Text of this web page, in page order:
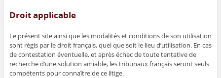
Droit applicable
Le présent site ainsi que les modalités et conditions de son utilisation
sont régis par le droit français, quel que soit le lieu d’utilisation. En cas
de contestation éventuelle, et après échec de toute tentative de
recherche d’une solution amiable, les tribunaux français seront seuls
compétents pour connaître de ce litige.